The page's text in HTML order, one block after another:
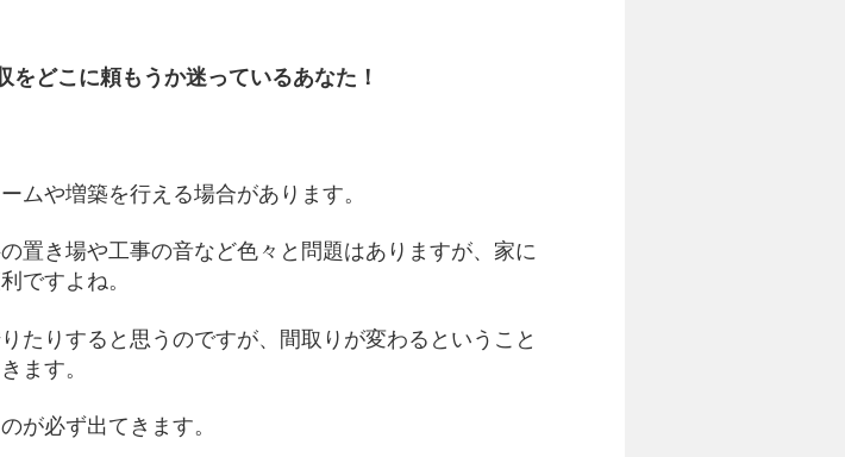
どこに頼もうか迷っているあなた！
ムや増築を行える場合があります。
置き場や工事の音など色々と問題はありますが、家に
ですよね。
たりすると思うのですが、間取りが変わるということ
ます。
が必ず出てきます。